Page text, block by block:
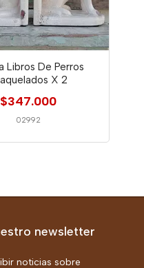
Libros De Perros
X 2
$347.000
02992
newsletter
noticias sobre